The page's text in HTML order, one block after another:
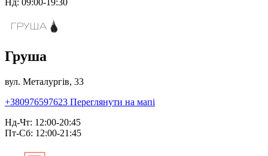
Нд: 09:00-19:30
Груша
вул. Металургів, 33
+380976597623 Переглянути на мапі
Нд-Чт: 12:00-20:45
Пт-Сб: 12:00-21:45